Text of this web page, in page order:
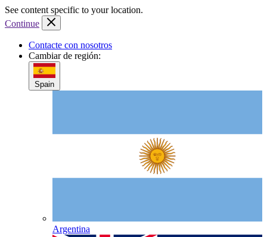
Skip
to
header
Skip
to
content
Skip
to
footer
See content specific to your location.
Continue
Contacte con nosotros
Cambiar de región:
Spain
Argentina